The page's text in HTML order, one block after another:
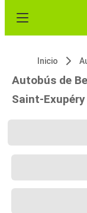
Inicio
Autobús de
Saint-Exupéry